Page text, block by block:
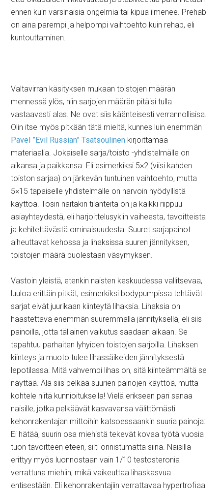
ennen kuin varsinaisia ongelmia tai kipua ilmenee. Prehab
on aina parempi ja helpompi vaihtoehto kuin rehab, eli
kuntouttaminen.
Valtavirran käsityksen mukaan toistojen määrän
mennessä ylös, niin sarjojen määrän pitäisi tulla
vastaavasti alas. Ne ovat siis käänteisesti verrannollisisa.
Olin itse myös pitkään tätä mieltä, kunnes luin enemmän
Pavel ”Evil Russian” Tsatsoulinen kirjoittamaa
materiaalia. Jokaiselle sarja/toisto -yhdistelmälle on
aikansa ja paikkansa. Eli esimerkiksi 5×2 (viisi kahden
toiston sarjaa) on järkevän tuntuinen vaihtoehto, mutta
5×15 tapaiselle yhdistelmälle on harvoin hyödyllistä
käyttöä. Tosin näitäkin tilanteita on ja kaikki riippuu
asiayhteydestä, eli harjoittelusyklin vaiheesta, tavoitteista
ja kehitettävästä ominaisuudesta. Suuret sarjapainot
aiheuttavat kehossa ja lihaksissa suuren jännityksen,
toistojen määrä puolestaan väsymyksen.
Vastoin yleistä, etenkin naisten keskuudessa vallitsevaa,
luuloa erittäin pitkät, esimerkiksi bodypumpissa tehtävät
sarjat eivät juurikaan kiinteytä lihaksia. Lihaksia on
haastettava enemmän suuremmalla jännityksellä, eli siis
painoilla, jotta tällainen vaikutus saadaan aikaan. Se
tapahtuu parhaiten lyhyiden toistojen sarjoilla. Lihaksen
kiinteys ja muoto tulee lihassäikeiden jännityksestä
lepotilassa. Mitä vahvempi lihas on, sitä kiinteämmältä se
näyttää. Älä siis pelkää suurien painojen käyttöä, mutta
kohtele niitä kunnioituksella! Vielä erikseen pari sanaa
naisille, jotka pelkäävät kasvavansa välittömästi
kehonrakentajan mittoihin katsoessaankin suuria painoja:
Ei hätää, suurin osa miehistä tekevät kovaa työtä vuosia
tuon tavoitteen eteen, silti onnistumatta siinä. Naisilla
erittyy myös luonnostaan vain 1/10 testosteronia
verrattuna miehiin, mikä vaikeuttaa lihaskasvua
entisestään. Eli kehonrakentajiin verrattavaa hypertrofiaa